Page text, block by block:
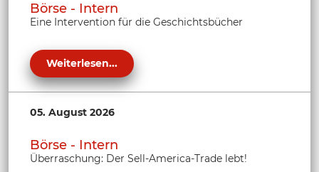
Börse - Intern
Eine Intervention für die Geschichtsbücher
Weiterlesen...
05. August 2026
Börse - Intern
Überraschung: Der Sell-America-Trade lebt!